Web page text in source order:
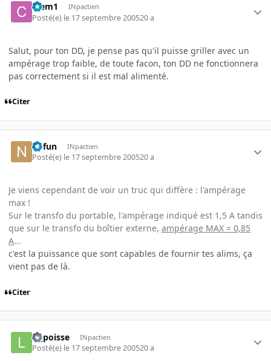
Clem1 INpactien
Posté(e) le 17 septembre 200520 a
Salut, pour ton DD, je pense pas qu'il puisse griller avec un
ampérage trop faible, de toute facon, ton DD ne fonctionnera
pas correctement si il est mal alimenté.
Citer
nofun INpactien
Posté(e) le 17 septembre 200520 a
Je viens cependant de voir un truc qui diffère : l'ampérage
max !
Sur le transfo du portable, l'ampérage indiqué est 1,5 A tandis
que sur le transfo du boîtier externe, ampérage MAX = 0,85
A...
c'est la puissance que sont capables de fournir tes alims, ça
vient pas de là.
Citer
la_poisse INpactien
Posté(e) le 17 septembre 200520 a